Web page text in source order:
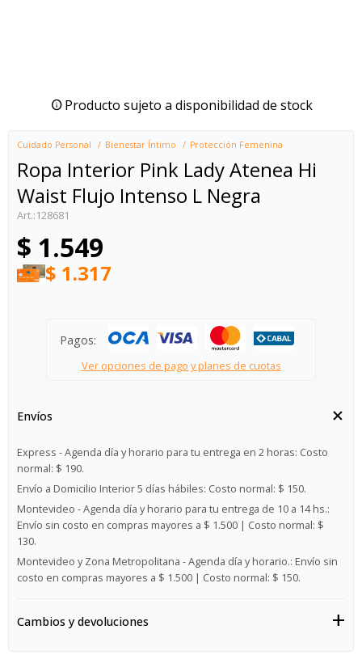
Producto sujeto a disponibilidad de stock
Cuidado Personal Bienestar Íntimo Protección Femenina
Ropa Interior Pink Lady Atenea Hi
Waist Flujo Intenso L Negra
128681
$ 1.549
$ 1.317
Pagos:
Ver opciones de pago y planes de cuotas
Envíos
Express - Agenda día y horario para tu entrega en 2 horas: Costo
normal: $ 190.
Envío a Domicilio Interior 5 días hábiles: Costo normal: $ 150.
Montevideo - Agenda día y horario para tu entrega de 10 a 14 hs.:
Envío sin costo en compras mayores a $ 1.500 | Costo normal: $
130.
Montevideo y Zona Metropolitana - Agenda día y horario.: Envío sin
costo en compras mayores a $ 1.500 | Costo normal: $ 150.
Cambios y devoluciones